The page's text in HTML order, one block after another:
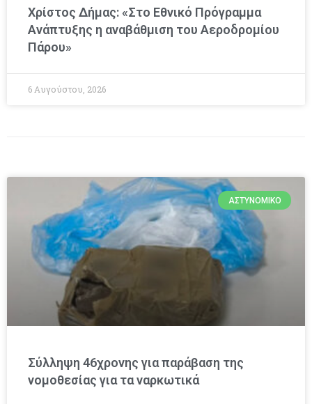
Χρίστος Δήμας: «Στο Εθνικό Πρόγραμμα
Ανάπτυξης η αναβάθμιση του Αεροδρομίου
Πάρου»
6 Αυγούστου, 2026
ΑΣΤΥΝΟΜΙΚΌ
Σύλληψη 46χρονης για παράβαση της
νομοθεσίας για τα ναρκωτικά